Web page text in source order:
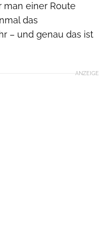
man einer Route
das
– und genau das ist
ANZEIGE